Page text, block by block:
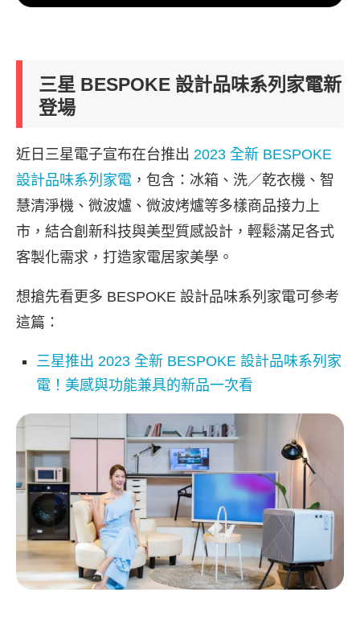
三星 BESPOKE 設計品味系列家電新
登場
近日三星電子宣布在台推出 2023 全新 BESPOKE
設計品味系列家電 ，包含：冰箱、洗／乾衣機、智
慧清淨機、微波爐、微波烤爐等多樣商品接力上
市，結合創新科技與美型質感設計，輕鬆滿足各式
客製化需求，打造家電居家美學。
想搶先看更多 BESPOKE 設計品味系列家電可參考
這篇：
三星推出 2023 全新 BESPOKE 設計品味系列家
電！美感與功能兼具的新品一次看